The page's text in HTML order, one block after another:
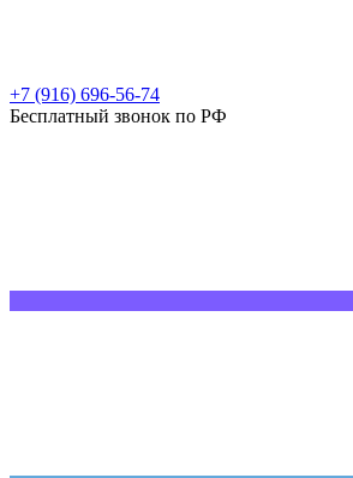
+7 (916) 696-56-74
Бесплатный звонок по РФ